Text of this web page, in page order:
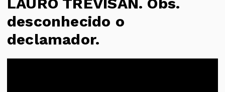
desconhecido o
declamador.